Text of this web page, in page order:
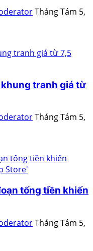
Tháng Tám 5,
tranh giá từ
Tháng Tám 5,
tống tiền khiến
Tháng Tám 5,